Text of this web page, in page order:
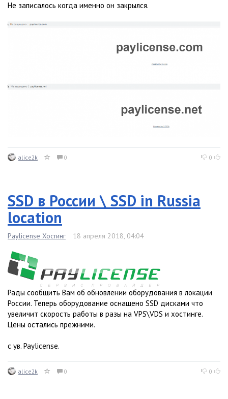
Не записалось когда именно он закрылся.
alice2k 0 0
SSD в России \ SSD in Russia
location
Paylicense Хостинг 18 апреля 2018, 04:04
Рады сообщить Вам об обновлении оборудования в локации
России. Теперь оборудование оснащено SSD дисками что
увеличит скорость работы в разы на VPS\VDS и хостинге.
Цены остались прежними.
с ув. Paylicense.
alice2k 0 0